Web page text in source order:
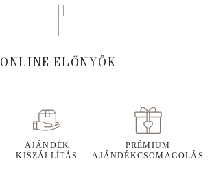
ONLINE ELŐNYÖK
AJÁNDÉK
KISZÁLLÍTÁS
PRÉMIUM
AJÁNDÉKCSOMAGOLÁS